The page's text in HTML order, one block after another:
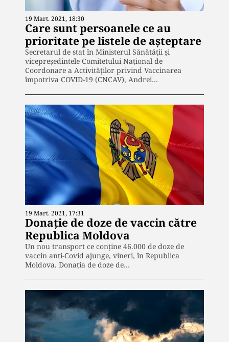
19 Mart. 2021, 18:30
Care sunt persoanele ce au
prioritate pe listele de așteptare
Secretarul de stat în Ministerul Sănătății și
vicepreședintele Comitetului Național de
Coordonare a Activităților privind Vaccinarea
împotriva COVID-19 (CNCAV), Andrei…
19 Mart. 2021, 17:31
Donație de doze de vaccin către
Republica Moldova
Un nou transport ce conține 46.000 de doze de
vaccin anti-Covid ajunge, vineri, în Republica
Moldova. Donația de doze de…